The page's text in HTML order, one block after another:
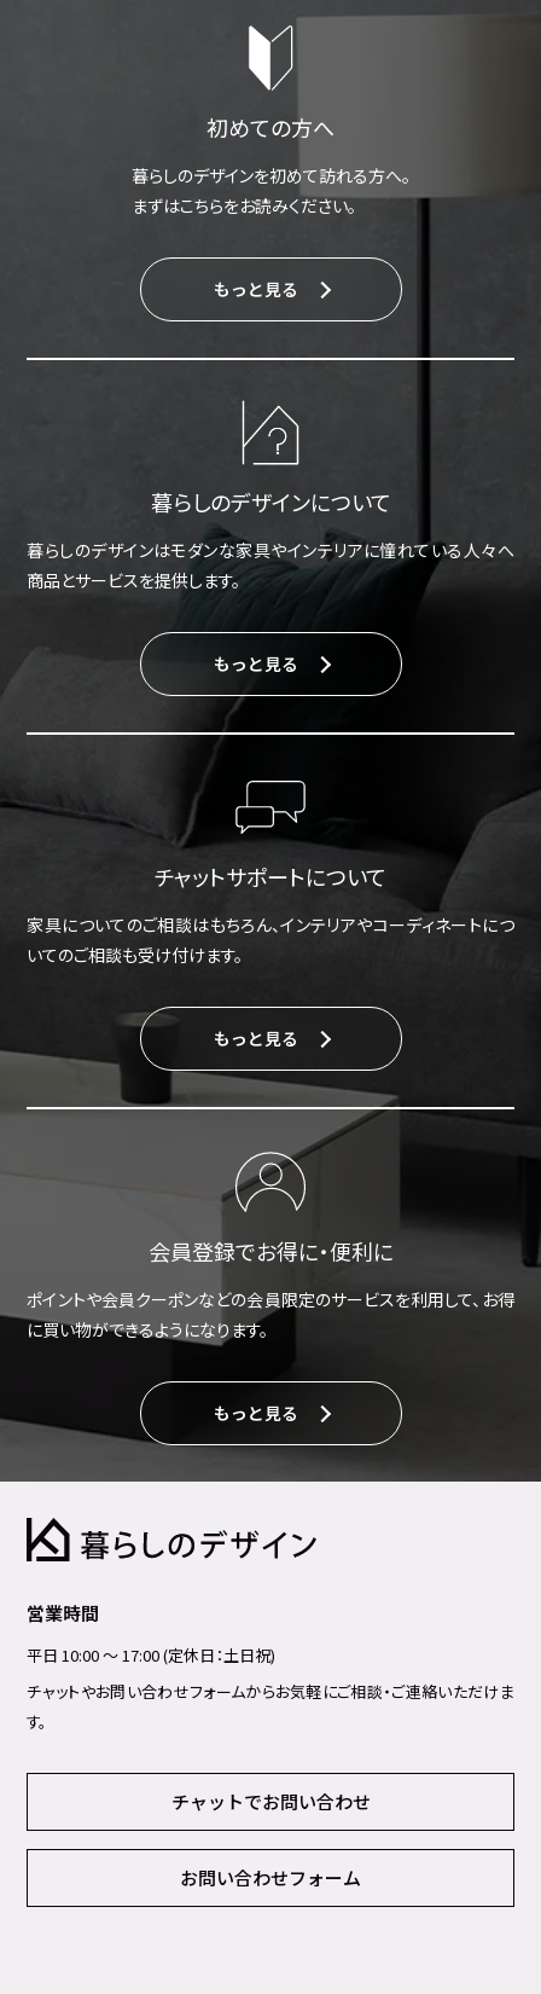
初めての方へ
暮らしのデザインを初めて訪れる方へ。
まずはこちらをお読みください。
もっと見る
暮らしのデザインについて
暮らしのデザインはモダンな家具やインテリアに憧れている人々へ
商品とサービスを提供します。
もっと見る
チャットサポートについて
家具についてのご相談はもちろん、インテリアやコーディネートにつ
いてのご相談も受け付けます。
もっと見る
会員登録でお得に・便利に
ポイントや会員クーポンなどの会員限定のサービスを利用して、お得
に買い物ができるようになります。
もっと見る
営業時間
平日 10:00 ～ 17:00 (定休日：土日祝)
チャットやお問い合わせフォームからお気軽にご相談・ご連絡いただけま
す。
チャットでお問い合わせ
お問い合わせフォーム